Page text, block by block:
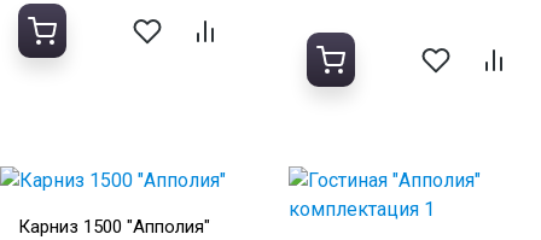
Карниз 1500 "Апполия"